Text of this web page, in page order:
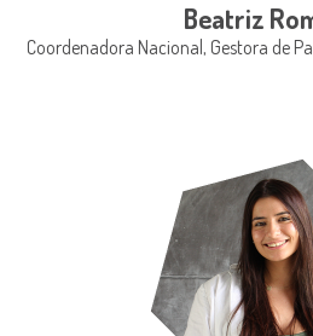
Beatriz
Coordenadora Nacional, Gestora de